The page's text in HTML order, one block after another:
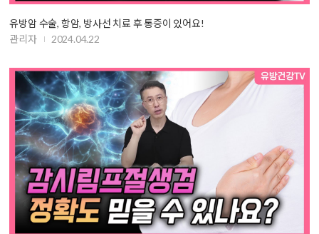
유방암 수술, 항암, 방사선 치료 후 통증이 있어요!
관리자
2024.04.22